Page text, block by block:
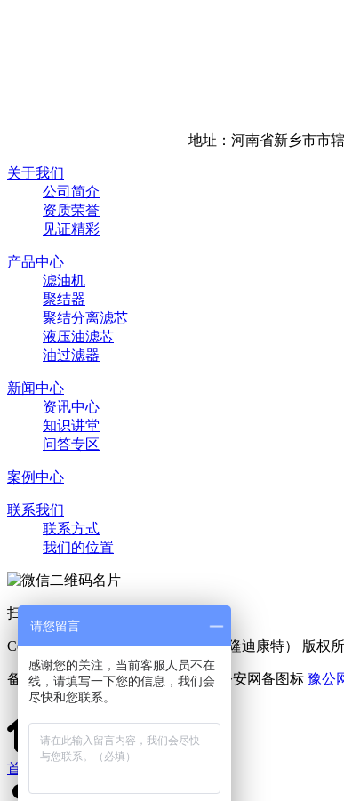
地址：河南省新乡市市
关于我们
公司简介
资质荣誉
见证精彩
产品中心
滤油机
聚结器
聚结分离滤芯
液压油滤芯
油过滤器
新闻中心
资讯中心
知识讲堂
问答专区
案例中心
联系我们
联系方式
我们的位置
扫一扫 添加好友
Copyright © 2025 利菲尔特（商标：隆迪康特） 版权
备案号：豫ICP备11005909号-6 豫公
首页
请您留言
感谢您的关注，当前客服人员不在
线，请填写一下您的信息，我们会
尽快和您联系。